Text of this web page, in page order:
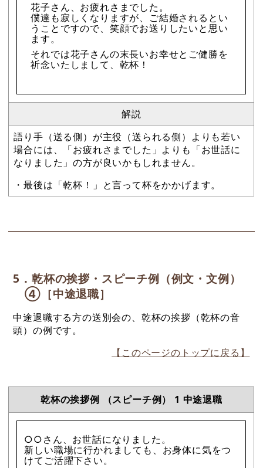
花子さん、お疲れさまでした。
僕達も寂しくなりますが、ご結婚されるとい
うことですので、笑顔でお送りしたいと思い
ます。
それでは花子さんの末長いお幸せとご健勝を
祈念いたしまして、乾杯！
解説
語り手（送る側）が主役（送られる側）よりも若い
場合には、「お疲れさまでした」よりも「お世話に
なりました」の方が良いかもしれません。
・最後は「乾杯！」と言って杯をかかげます。
5．乾杯の挨拶・スピーチ例（例文・文例）
④［中途退職］
中途退職する方の送別会の、乾杯の挨拶（乾杯の音
頭）の例です。
【このページのトップに戻る】
乾杯の挨拶例 （スピーチ例） 1 中途退職
○○さん、お世話になりました。
新しい職場に行かれましても、お身体に気をつ
けてご活躍下さい。